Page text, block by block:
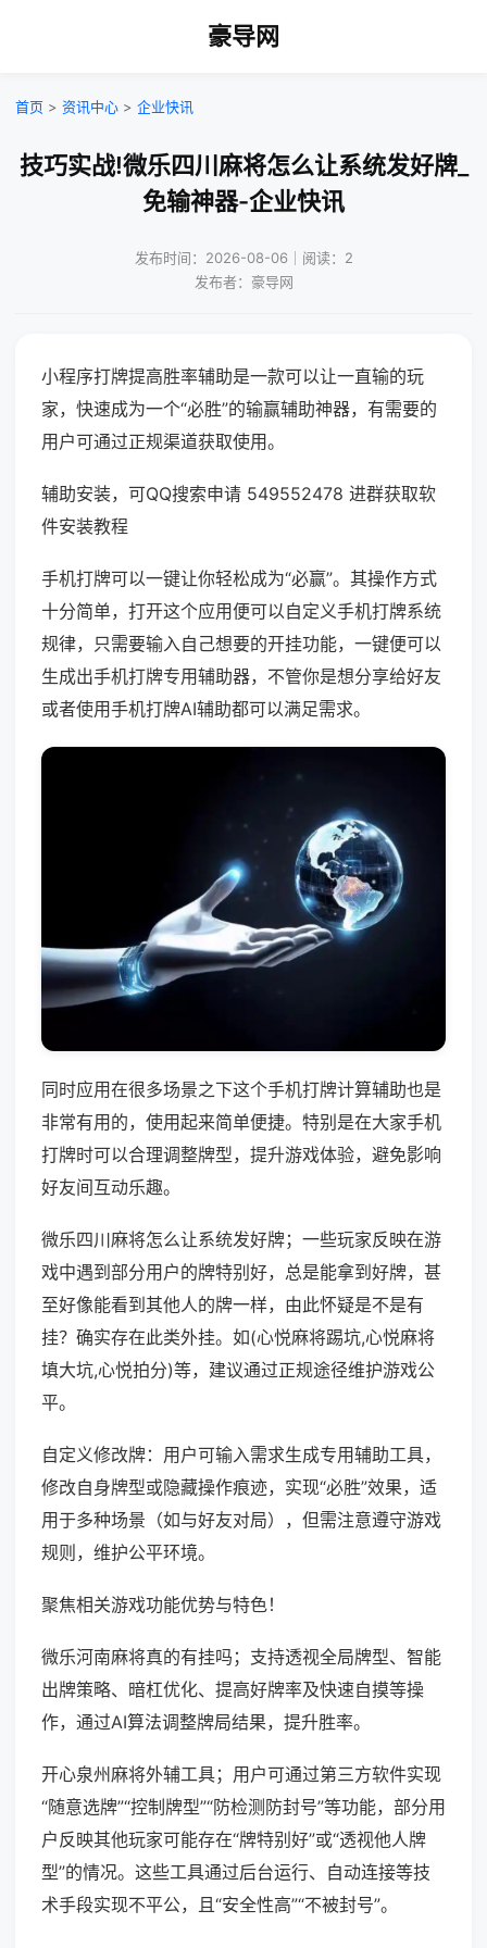
豪导网
首页 > 资讯中心 > 企业快讯
技巧实战!微乐四川麻将怎么让系统发好牌_
免输神器-企业快讯
发布时间：2026-08-06｜阅读：2
发布者：豪导网
小程序打牌提高胜率辅助是一款可以让一直输的玩
家，快速成为一个“必胜”的输赢辅助神器，有需要的
用户可通过正规渠道获取使用。
辅助安装，可QQ搜索申请 549552478 进群获取软
件安装教程
手机打牌可以一键让你轻松成为“必赢”。其操作方式
十分简单，打开这个应用便可以自定义手机打牌系统
规律，只需要输入自己想要的开挂功能，一键便可以
生成出手机打牌专用辅助器，不管你是想分享给好友
或者使用手机打牌AI辅助都可以满足需求。
同时应用在很多场景之下这个手机打牌计算辅助也是
非常有用的，使用起来简单便捷。特别是在大家手机
打牌时可以合理调整牌型，提升游戏体验，避免影响
好友间互动乐趣。
微乐四川麻将怎么让系统发好牌；一些玩家反映在游
戏中遇到部分用户的牌特别好，总是能拿到好牌，甚
至好像能看到其他人的牌一样，由此怀疑是不是有
挂？确实存在此类外挂。如(心悦麻将踢坑,心悦麻将
填大坑,心悦拍分)等，建议通过正规途径维护游戏公
平。
自定义修改牌：用户可输入需求生成专用辅助工具，
修改自身牌型或隐藏操作痕迹，实现“必胜”效果，适
用于多种场景（如与好友对局），但需注意遵守游戏
规则，维护公平环境。
聚焦相关游戏功能优势与特色！
微乐河南麻将真的有挂吗；支持透视全局牌型、智能
出牌策略、暗杠优化、提高好牌率及快速自摸等操
作，通过AI算法调整牌局结果，提升胜率。
开心泉州麻将外辅工具；用户可通过第三方软件实现
“随意选牌”“控制牌型”“防检测防封号”等功能，部分用
户反映其他玩家可能存在“牌特别好”或“透视他人牌
型”的情况。这些工具通过后台运行、自动连接等技
术手段实现不平公，且“安全性高”“不被封号”。